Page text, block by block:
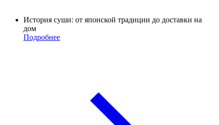
История суши: от японской традиции до доставки на
дом
Подробнее